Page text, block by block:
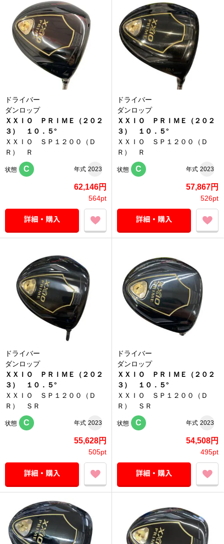
ドライバー
ダンロップ
ＸＸＩＯ ＰＲＩＭＥ（２０２
３） １０．５°
ＸＸＩＯ ＳＰ１２００（Ｄ
Ｒ） Ｒ
状態 C 年式 2023
62,146円
564pt
ドライバー
ダンロップ
ＸＸＩＯ ＰＲＩＭＥ（２０２
３） １０．５°
ＸＸＩＯ ＳＰ１２００（Ｄ
Ｒ） Ｒ
状態 C 年式 2023
57,867円
526pt
ドライバー
ダンロップ
ＸＸＩＯ ＰＲＩＭＥ（２０２
３） １０．５°
ＸＸＩＯ ＳＰ１２００（Ｄ
Ｒ） ＳＲ
状態 C 年式 2023
55,628円
505pt
ドライバー
ダンロップ
ＸＸＩＯ ＰＲＩＭＥ（２０２
３） １０．５°
ＸＸＩＯ ＳＰ１２００（Ｄ
Ｒ） ＳＲ
状態 C 年式 2023
54,508円
495pt